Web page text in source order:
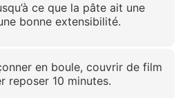
ce que la pâte ait une
bonne extensibilité.
en boule, couvrir de film
reposer 10 minutes.